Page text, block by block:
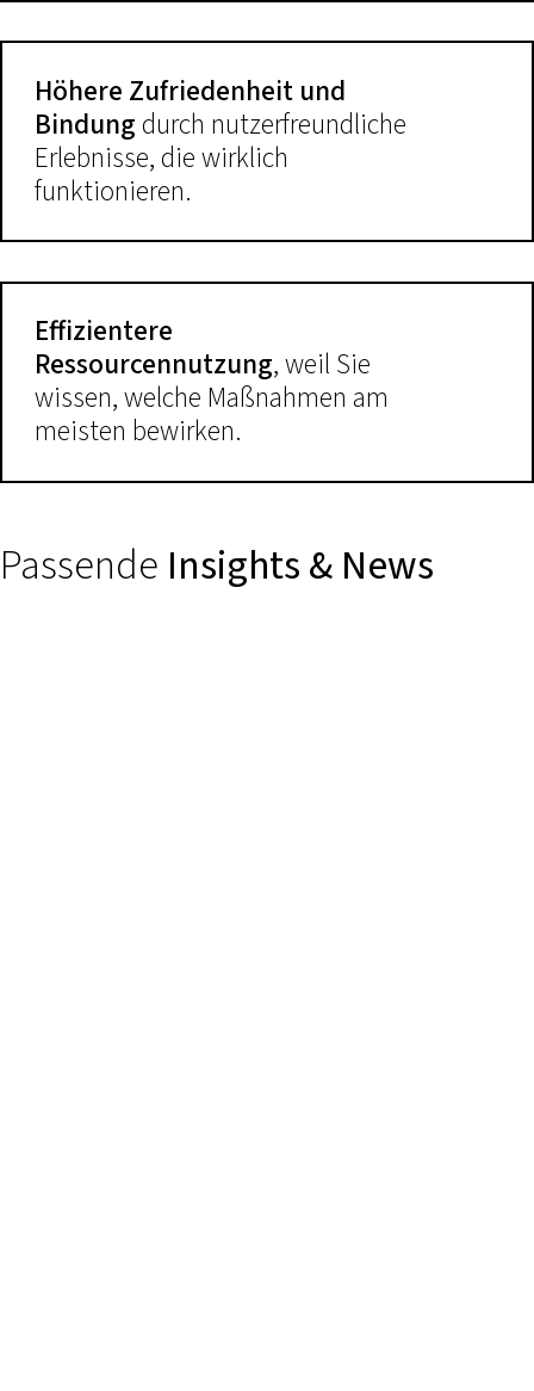
Höhere Zufriedenheit und
Bindungdurch nutzerfreundliche
Erlebnisse, die wirklich
funktionieren.
Effizientere
Ressourcennutzung, weil Sie
wissen, welche Maßnahmen am
meisten bewirken.
Passende Insights & News